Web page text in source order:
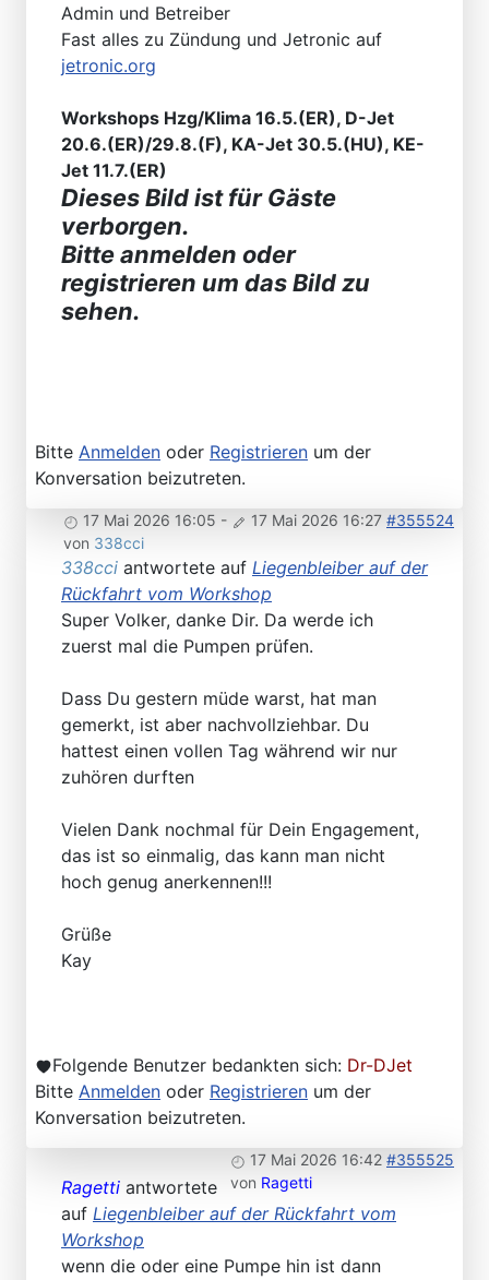
Admin und Betreiber
Fast alles zu Zündung und Jetronic auf
jetronic.org
Workshops Hzg/Klima 16.5.(ER), D-Jet
20.6.(ER)/29.8.(F), KA-Jet 30.5.(HU), KE-
Jet 11.7.(ER)
Dieses Bild ist für Gäste
verborgen.
Bitte anmelden oder
registrieren um das Bild zu
sehen.
Bitte Anmelden oder Registrieren um der
Konversation beizutreten.
17 Mai 2026 16:05 - 17 Mai 2026 16:27 #355524
von 338cci
338cci antwortete auf Liegenbleiber auf der
Rückfahrt vom Workshop
Super Volker, danke Dir. Da werde ich
zuerst mal die Pumpen prüfen.
Dass Du gestern müde warst, hat man
gemerkt, ist aber nachvollziehbar. Du
hattest einen vollen Tag während wir nur
zuhören durften
Vielen Dank nochmal für Dein Engagement,
das ist so einmalig, das kann man nicht
hoch genug anerkennen!!!
Grüße
Kay
Folgende Benutzer bedankten sich: Dr-DJet
Bitte Anmelden oder Registrieren um der
Konversation beizutreten.
17 Mai 2026 16:42 #355525
von Ragetti
Ragetti antwortete
auf Liegenbleiber auf der Rückfahrt vom
Workshop
wenn die oder eine Pumpe hin ist dann